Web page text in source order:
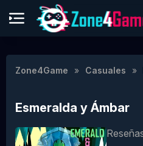
Zone4Game Casuales
Esmeralda y Ámbar